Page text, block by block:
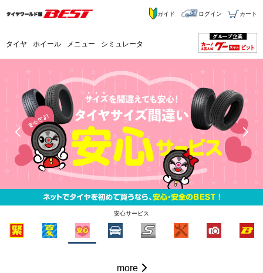
タイヤ ホイール メニュー シミュレータ
ガイド ログイン カート
安心サービス
more